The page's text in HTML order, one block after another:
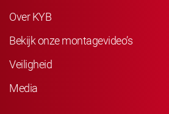
Over KYB
Bekijk onze montagevideo’s
Veiligheid
Media